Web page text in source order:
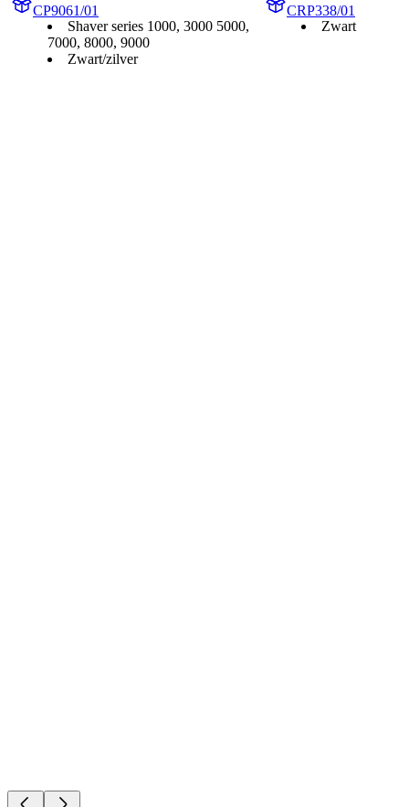
CP9061/01
Shaver series 1000, 3000 5000,
7000, 8000, 9000
Zwart/zilver
CRP338/01
Zwart